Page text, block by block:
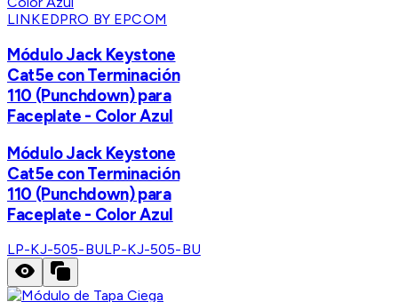
LINKEDPRO BY EPCOM
Módulo Jack Keystone
Cat5e con Terminación
110 (Punchdown) para
Faceplate - Color Azul
Módulo Jack Keystone
Cat5e con Terminación
110 (Punchdown) para
Faceplate - Color Azul
LP-KJ-505-BULP-KJ-505-BU